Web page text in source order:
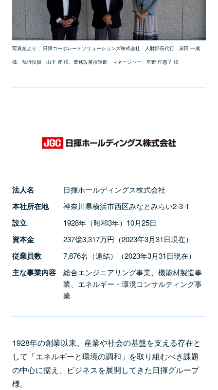
CEO挨拶
制度・文化
採用情報
WHI Holdings
写真左より： 日揮コーポレートソリューションズ株式会社 人財部長代行 岸田 一成
様、執行役員 山下 豊 様、業務改革推進部 マネージャー 星野 理恵子 様
法人名 日揮ホールディングス株式会社
本社所在地 神奈川県横浜市西区みなとみらい2-3-1
設立 1928年（昭和3年）10月25日
資本金 237億3,317万円（2023年3月31日現在）
従業員数 7,876名（連結）（2023年3月31日現在）
主な事業内容
総合エンジニアリング事業、機能材製造事
業、エネルギー・環境コンサルティング事
業
1928年の創業以来、産業や社会の基盤を支える存在と
して「エネルギーと環境の調和」を取り組むべき課題
の中心に据え、ビジネスを展開してきた日揮グループ
様。